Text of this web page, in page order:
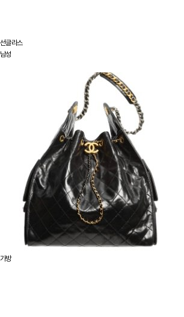
선글라스
남성
가방